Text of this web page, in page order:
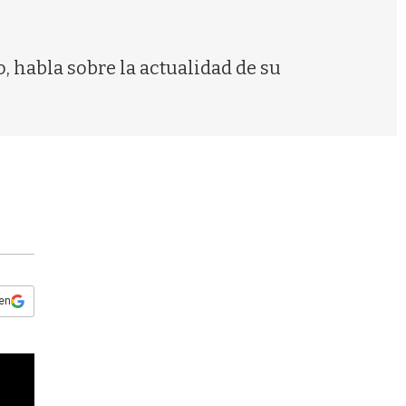
habla sobre la actualidad de su